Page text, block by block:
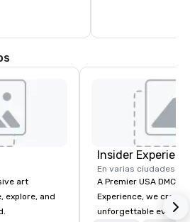
art
explore, and
Insider
En varias ciudades
A Premier USA DMC Partner
Experience, we create
unforgettable events